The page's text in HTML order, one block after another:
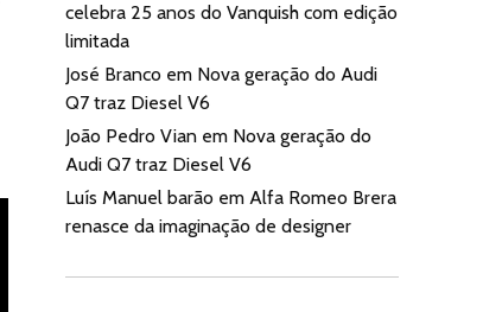
celebra 25 anos do Vanquish com edição
limitada
José Branco em Nova geração do Audi
Q7 traz Diesel V6
João Pedro Vian em Nova geração do
Audi Q7 traz Diesel V6
Luís Manuel barão emAlfa Romeo Brera
renasce da imaginação de designer